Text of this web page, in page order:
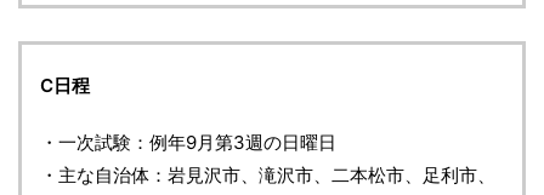
C日程
・一次試験：例年9月第3週の日曜日
・主な自治体：岩見沢市、滝沢市、二本松市、足利市、